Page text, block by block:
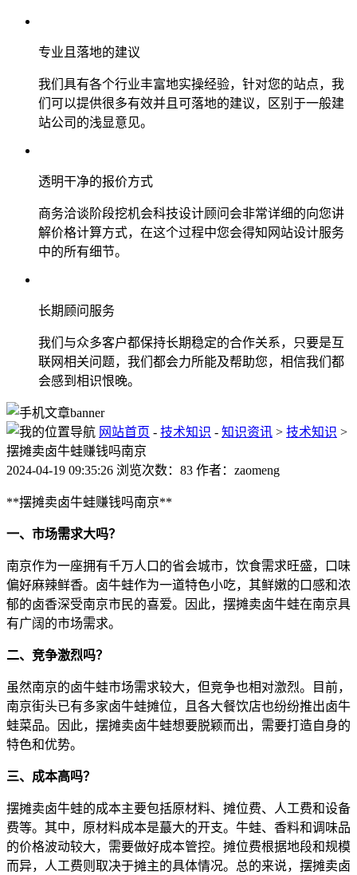
专业且落地的建议
我们具有各个行业丰富地实操经验，针对您的站点，我
们可以提供很多有效并且可落地的建议，区别于一般建
站公司的浅显意见。
透明干净的报价方式
商务洽谈阶段挖机会科技设计顾问会非常详细的向您讲
解价格计算方式，在这个过程中您会得知网站设计服务
中的所有细节。
长期顾问服务
我们与众多客户都保持长期稳定的合作关系，只要是互
联网相关问题，我们都会力所能及帮助您，相信我们都
会感到相识恨晚。
网站首页 - 技术知识 - 知识资讯 > 技术知识 >
摆摊卖卤牛蛙赚钱吗南京
2024-04-19 09:35:26 浏览次数：83 作者：zaomeng
**摆摊卖卤牛蛙赚钱吗南京**
一、市场需求大吗？
南京作为一座拥有千万人口的省会城市，饮食需求旺盛，口味
偏好麻辣鲜香。卤牛蛙作为一道特色小吃，其鲜嫩的口感和浓
郁的卤香深受南京市民的喜爱。因此，摆摊卖卤牛蛙在南京具
有广阔的市场需求。
二、竞争激烈吗？
虽然南京的卤牛蛙市场需求较大，但竞争也相对激烈。目前，
南京街头已有多家卤牛蛙摊位，且各大餐饮店也纷纷推出卤牛
蛙菜品。因此，摆摊卖卤牛蛙想要脱颖而出，需要打造自身的
特色和优势。
三、成本高吗？
摆摊卖卤牛蛙的成本主要包括原材料、摊位费、人工费和设备
费等。其中，原材料成本是蕞大的开支。牛蛙、香料和调味品
的价格波动较大，需要做好成本管控。摊位费根据地段和规模
而异，人工费则取决于摊主的具体情况。总的来说，摆摊卖卤